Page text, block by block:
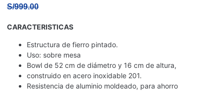
S/999.00
CARACTERISTICAS
Estructura de fierro pintado.
Uso: sobre mesa
Bowl de 52 cm de diámetro y 16 cm de altura,
construido en acero inoxidable 201.
Resistencia de aluminio moldeado, para ahorro